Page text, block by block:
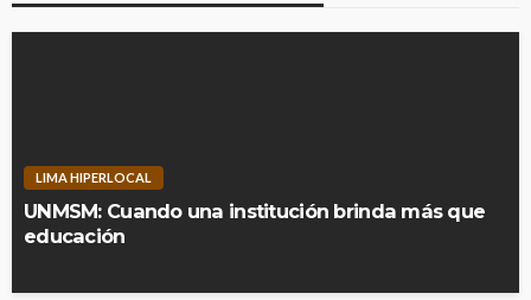
LIMA HIPERLOCAL
UNMSM: Cuando una institución brinda más que
educación